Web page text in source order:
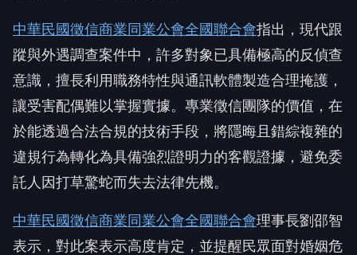
中華民國徵信商業同業公會全國聯合會指出，現代跟
蹤與外遇調查案件中，許多對象已具備極高的反偵查
意識，擅長利用職務特性與通訊軟體製造合理掩護，
讓受害配偶難以掌握實據。專業徵信團隊的價值，在
於能透過合法合規的技術手段，將隱晦且錯綜複雜的
違規行為轉化為具備強烈證明力的客觀證據，避免委
託人因打草驚蛇而失去法律先機。
中華民國徵信商業同業公會全國聯合會理事長劉邵智
表示，對此案表示高度肯定，並提醒民眾面對婚姻危